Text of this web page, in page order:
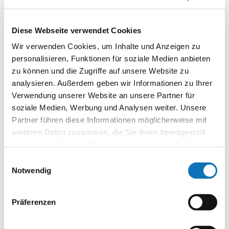
Diese Webseite verwendet Cookies
Wir verwenden Cookies, um Inhalte und Anzeigen zu
personalisieren, Funktionen für soziale Medien anbieten
zu können und die Zugriffe auf unsere Website zu
analysieren. Außerdem geben wir Informationen zu Ihrer
Verwendung unserer Website an unsere Partner für
soziale Medien, Werbung und Analysen weiter. Unsere
Partner führen diese Informationen möglicherweise mit
weiteren Daten zusammen, die Sie ihnen bereitgestellt
Notwendig
Präferenzen